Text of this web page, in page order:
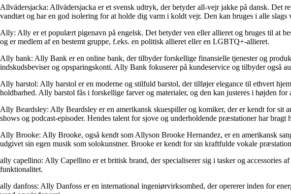
Allvädersjacka: Allvädersjacka er et svensk udtryk, der betyder all-vejr jakke på dansk. Det
vandtæt og har en god isolering for at holde dig varm i koldt vejr. Den kan bruges i alle
Ally: Ally er et populært pigenavn på engelsk. Det betyder ven eller allieret og bruges til at
og er medlem af en bestemt gruppe, f.eks. en politisk allieret eller en LGBTQ+-allieret.
Ally bank: Ally Bank er en online bank, der tilbyder forskellige finansielle tjenester og
indskudsbeviser og opsparingskonti. Ally Bank fokuserer på kundeservice og tilbyder også
Ally barstol: Ally barstol er en moderne og stilfuld barstol, der tilføjer elegance til ethvert
holdbarhed. Ally barstol fås i forskellige farver og materialer, og den kan justeres i højden for
Ally Beardsley: Ally Beardsley er en amerikansk skuespiller og komiker, der er kendt for
shows og podcast-episoder. Hendes talent for sjove og underholdende præstationer har bragt
Ally Brooke: Ally Brooke, også kendt som Allyson Brooke Hernandez, er en amerikansk
udgivet sin egen musik som solokunstner. Brooke er kendt for sin kraftfulde vokale
ally capellino: Ally Capellino er et britisk brand, der specialiserer sig i tasker og accessories
funktionalitet.
ally danfoss: Ally Danfoss er en international ingeniørvirksomhed, der opererer inden for